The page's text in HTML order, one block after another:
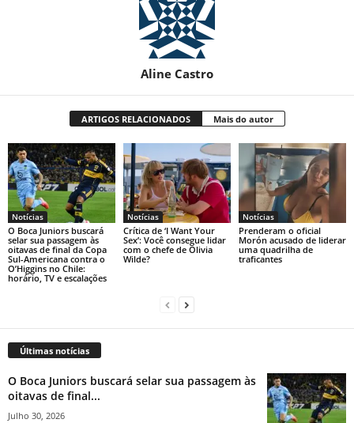
Aline Castro
ARTIGOS RELACIONADOS Mais do autor
Notícias
O Boca Juniors buscará
selar sua passagem às
oitavas de final da Copa
Sul-Americana contra o
O’Higgins no Chile:
horário, TV e escalações
Notícias
Crítica de ‘I Want Your
Sex’: Você consegue lidar
com o chefe de Olivia
Wilde?
Notícias
Prenderam o oficial
Morón acusado de liderar
uma quadrilha de
traficantes
Últimas notícias
O Boca Juniors buscará selar sua passagem às
oitavas de final...
Julho 30, 2026